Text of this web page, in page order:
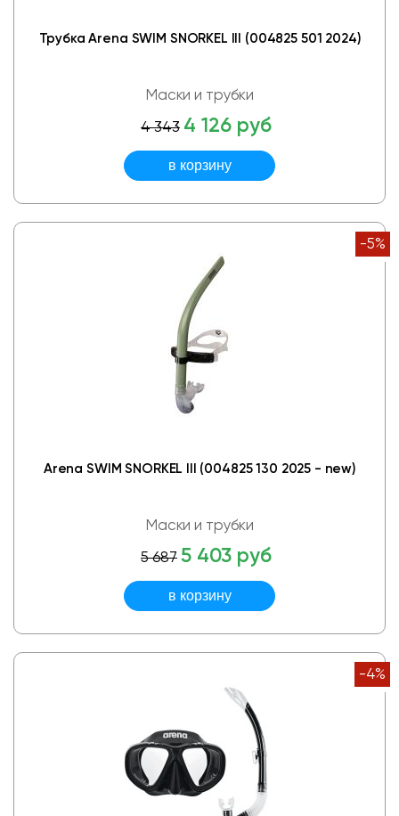
Трубка Arena SWIM SNORKEL III (004825 501 2024)
Маски и трубки
4 343 4 126 руб
-5%
Arena SWIM SNORKEL III (004825 130 2025 - new)
Маски и трубки
5 687 5 403 руб
-4%